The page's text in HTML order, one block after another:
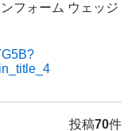
フォーム ウェッジ
投稿70件